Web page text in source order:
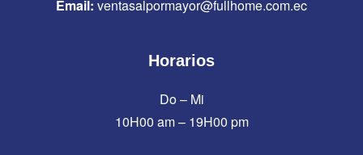
Email: ventasalpormayor@fullhome.com.ec
Horarios
Do – Mi
10H00 am – 19H00 pm